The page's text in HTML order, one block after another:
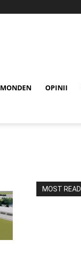
MONDEN OPINII
MOST READ